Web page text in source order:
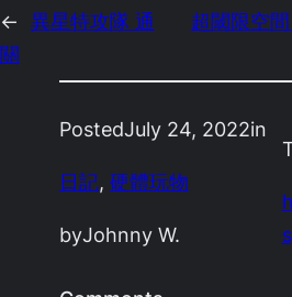
← 異星特攻隊 通
關
超閾限空
PostedJuly 24, 2022in
日記, 硬體玩物
byJohnny W.